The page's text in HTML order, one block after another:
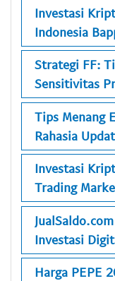
Investasi
Indonesia
Strategi FF:
Sensitivitas
Tips Menang
Rahasia
Investasi
Trading
Investasi
Harga PEPE